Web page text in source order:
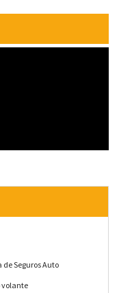
de Seguros Auto
volante